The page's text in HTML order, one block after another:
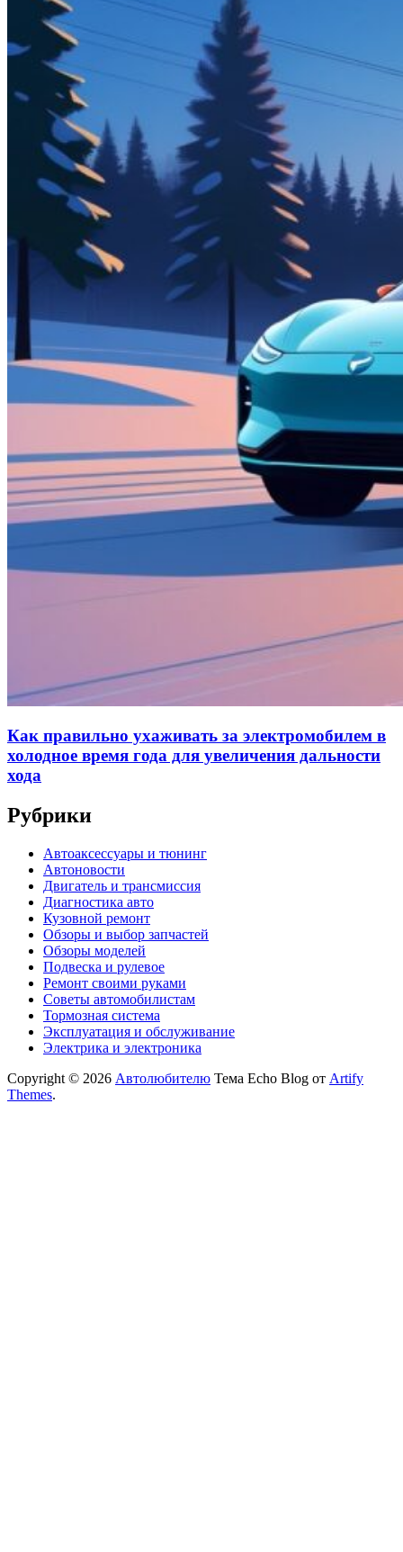
Как правильно ухаживать за электромобилем в
холодное время года для увеличения дальности
хода
Рубрики
Автоаксессуары и тюнинг
Автоновости
Двигатель и трансмиссия
Диагностика авто
Кузовной ремонт
Обзоры и выбор запчастей
Обзоры моделей
Подвеска и рулевое
Ремонт своими руками
Советы автомобилистам
Тормозная система
Эксплуатация и обслуживание
Электрика и электроника
Copyright © 2026 Автолюбителю Тема Echo Blog от Artify
Themes.